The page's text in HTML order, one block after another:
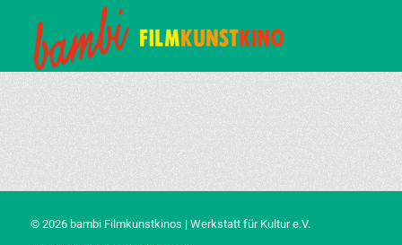
© 2026 bambi Filmkunstkinos | Werkstatt für Kultur e.V.